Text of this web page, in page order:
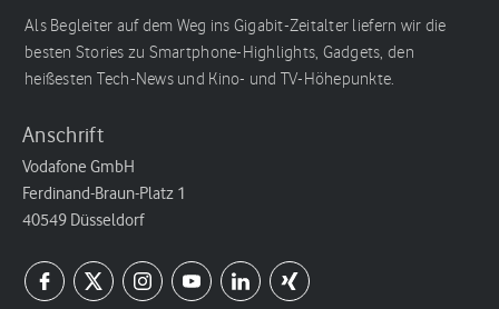
Als Begleiter auf dem Weg ins Gigabit-Zeitalter liefern wir die
besten Stories zu Smartphone-Highlights, Gadgets, den
heißesten Tech-News und Kino- und TV-Höhepunkte.
Anschrift
Vodafone GmbH
Ferdinand-Braun-Platz 1
40549 Düsseldorf